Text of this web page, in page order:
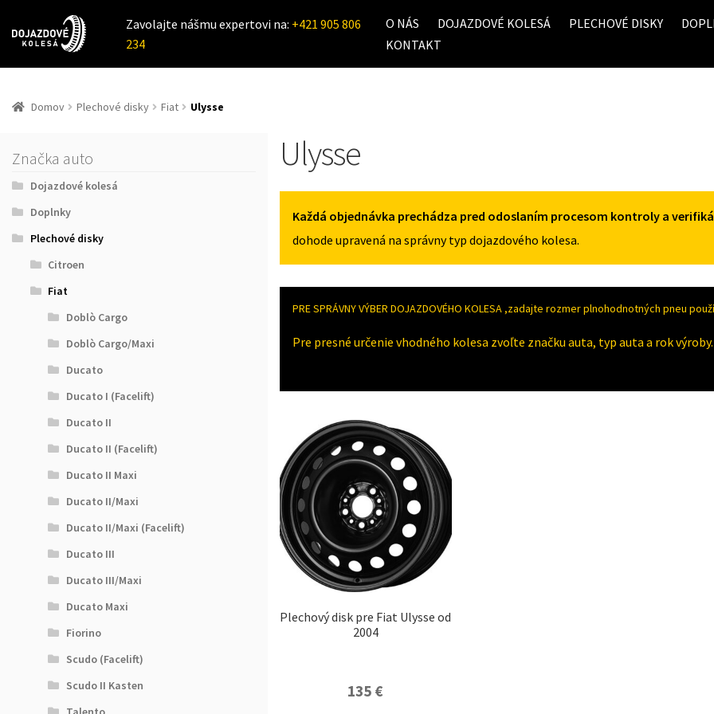
Zavolajte nášmu expertovi na: +421 905 806
234
O NÁS DOJAZDOVÉ KOLESÁ PLECHOVÉ DISKY
KONTAKT
Domov Plechové disky Fiat Ulysse
Značka auto
Dojazdové kolesá
Doplnky
Plechové disky
Citroen
Fiat
Doblò Cargo
Doblò Cargo/Maxi
Ducato
Ducato I (Facelift)
Ducato II
Ducato II (Facelift)
Ducato II Maxi
Ducato II/Maxi
Ducato II/Maxi (Facelift)
Ducato III
Ducato III/Maxi
Ducato Maxi
Fiorino
Scudo (Facelift)
Scudo II Kasten
Ulysse
Každá objednávka prechádza pred odoslaním procesom kontroly a
dohode upravená na správny typ dojazdového kolesa.
PRE SPRÁVNY VÝBER DOJAZDOVÉHO KOLESA ,zadajte rozmer plnohodnotných pneu
Pre presné určenie vhodného kolesa zvoľte značku auta, typ auta a rok výroby.
Plechový disk pre Fiat Ulysse od
2004
135 €